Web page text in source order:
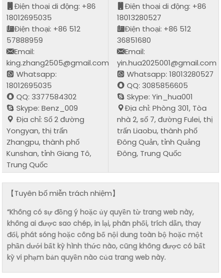
Điện thoại di động: +86
18012695035
Điện thoại: +86 512
57888959
Email:
king.zhang2505@gmail.com
Whatsapp:
18012695035
QQ: 3377584302
Skype: Benz_009
Địa chỉ: Số 2 đường
Yongyan, thị trấn
Zhangpu, thành phố
Kunshan, tỉnh Giang Tô,
Trung Quốc
Điện thoại di động: +86
18013280527
Điện thoại: +86 512
36851680
Email:
yin.hua2025001@gmail.com
Whatsapp: 18013280527
QQ: 3085856605
Skype: Yin_hua001
Địa chỉ: Phòng 301, Tòa
nhà 2, số 7, đường Fulei, thị
trấn Liaobu, thành phố
Đông Quản, tỉnh Quảng
Đông, Trung Quốc
【Tuyên bố miễn trách nhiệm】
“Không có sự đồng ý hoặc ủy quyền từ trang web này,
không ai được sao chép, in lại, phân phối, trích dẫn, thay
đổi, phát sóng hoặc công bố nội dung toàn bộ hoặc một
phần dưới bất kỳ hình thức nào, cũng không được có bất
kỳ vi phạm bản quyền nào của trang web này.